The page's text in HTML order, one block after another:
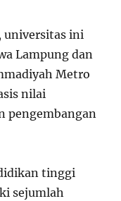
universitas ini
Lampung dan
Metro
nilai
pengembangan
tinggi
sejumlah